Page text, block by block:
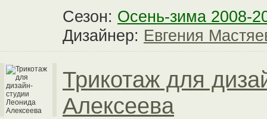
Сезон: Осень-зима 2008-
Дизайнер: Евгения
Трикотаж для
Алексеева